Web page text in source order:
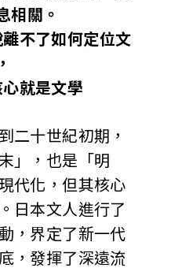
相關。
不了如何定位文
就是文學
十世紀初期，
」，也是「明
代化，但其核心
日本文人進行了
，界定了新一代
，發揮了深遠流